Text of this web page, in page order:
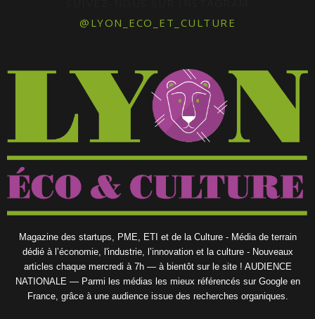
@LYON_ECO_ET_CULTURE
Magazine des startups, PME, ETI et de la Culture - Média de terrain
dédié à l’économie, l'industrie, l’innovation et la culture - Nouveaux
articles chaque mercredi à 7h — à bientôt sur le site ! AUDIENCE
NATIONALE — Parmi les médias les mieux référencés sur Google en
France, grâce à une audience issue des recherches organiques.